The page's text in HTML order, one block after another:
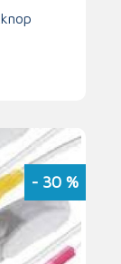
- 30 %